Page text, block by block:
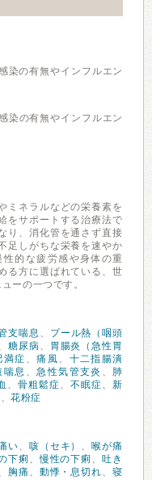
染の有無やインフルエン
染の有無やインフルエン
ミネラルなどの栄養素を
をサポートする治療法で
り、消化管を通さず直接
足しがちな栄養を速やか
的な疲労感や身体の重
る方に選ばれている、世
ーの一つです。
支喘息 、
プール熱（咽頭
糖尿病、
胃腸炎（急性胃
満症 、痛風、 十二指腸潰
喘息 、急性気管支炎 、 肺
、骨粗鬆症、不眠症、新
、花粉症
い、 咳（セキ） 、喉が痛
下痢 、慢性の下痢 、吐き
胸痛 、 動悸・息切れ、寝